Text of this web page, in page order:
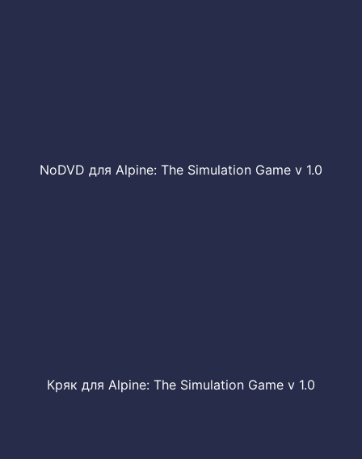
NoDVD для Alpine: The Simulation Game v 1.0
Кряк для Alpine: The Simulation Game v 1.0